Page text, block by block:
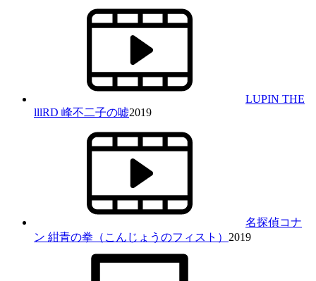
LUPIN THE
lllRD 峰不二子の嘘2019
名探偵コナ
ン 紺青の拳（こんじょうのフィスト） 2019